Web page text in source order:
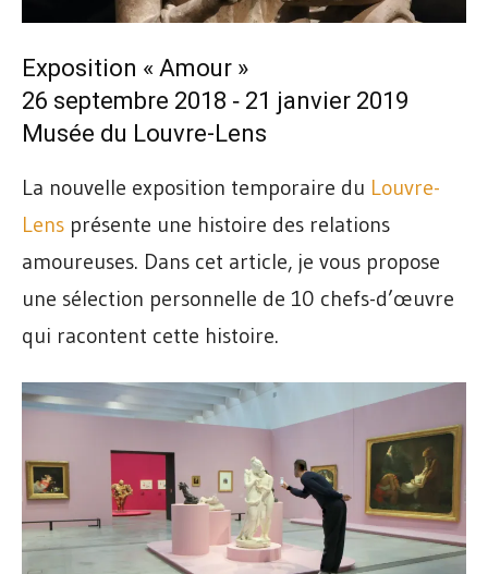
Exposition « Amour »
26 septembre 2018 ‐ 21 janvier 2019
Musée du Louvre-Lens
La nouvelle exposition temporaire du Louvre-
Lens présente une histoire des relations
amoureuses. Dans cet article, je vous propose
une sélection personnelle de 10 chefs-d’œuvre
qui racontent cette histoire.